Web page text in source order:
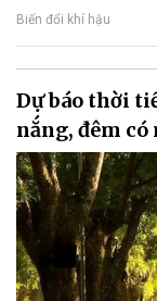
Biến đổi khí hậu
Dự báo thời
nắng, đêm có